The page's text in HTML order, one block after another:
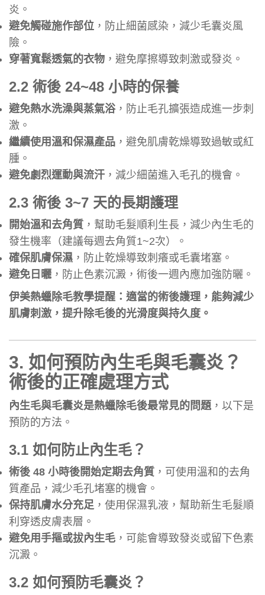
炎。
避免觸碰施作部位 ，防止細菌感染，減少毛囊炎風
險。
穿著寬鬆透氣的衣物 ，避免摩擦導致刺激或發炎。
2.2 術後 24~48 小時的保養
避免熱水洗澡與蒸氣浴，防止毛孔擴張造成進一步刺
激。
繼續使用溫和保濕產品 ，避免肌膚乾燥導致過敏或紅
腫。
避免劇烈運動與流汗 ，減少細菌進入毛孔的機會。
2.3 術後 3~7 天的長期護理
開始溫和去角質 ，幫助毛髮順利生長，減少內生毛的
發生機率（建議每週去角質1~2次）。
確保肌膚保濕 ，防止乾燥導致刺癢或毛囊堵塞。
避免日曬 ，防止色素沉澱，術後一週內應加強防曬。
伊美熱蠟除毛教學提醒：適當的術後護理，能夠減少
肌膚刺激，提升除毛後的光滑度與持久度。
3. 如何預防內生毛與毛囊炎？
術後的正確處理方式
內生毛與毛囊炎是熱蠟除毛後最常見的問題，以下是
預防的方法。
3.1 如何防止內生毛？
術後 48 小時後開始定期去角質 ，可使用溫和的去角
質產品，減少毛孔堵塞的機會。
保持肌膚水分充足，使用保濕乳液，幫助新生毛髮順
利穿透皮膚表層。
避免用手摳或拔內生毛 ，可能會導致發炎或留下色素
沉澱。
3.2 如何預防毛囊炎？